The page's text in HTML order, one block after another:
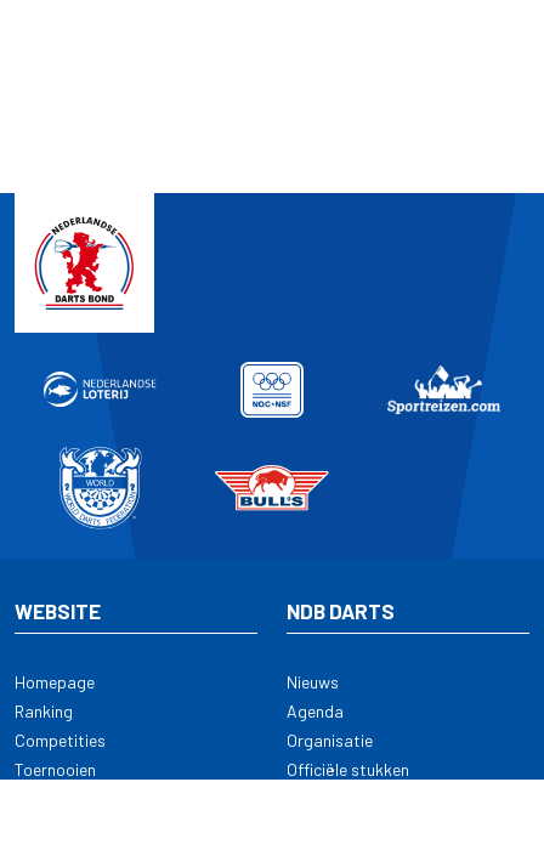
WEBSITE
Homepage
Ranking
Competities
Toernooien
NDB DARTS
Nieuws
Agenda
Organisatie
Officiële stukken